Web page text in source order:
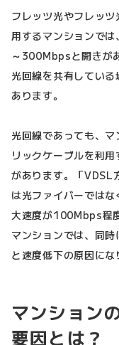
フレッツ光やフレッ
用するマンションで
～300Mbpsと開きが
光回線を共有してい
あります。
光回線であっても、
リックケーブルを利
があります。「VDSL
は光ファイバーでは
大速度が100Mbps程
マンションでは、同
と速度低下の原因にな
マンション
要因とは？